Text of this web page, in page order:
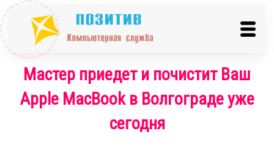
Мастер приедет и почистит Ваш
Apple MacBook в Волгограде уже
сегодня